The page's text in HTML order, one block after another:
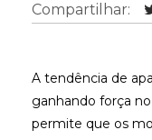
Compartilhar:
A tendência de
ganhando força
permite que os